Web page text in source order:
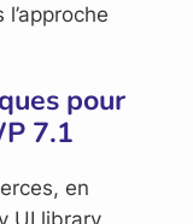
pour
7.1
en